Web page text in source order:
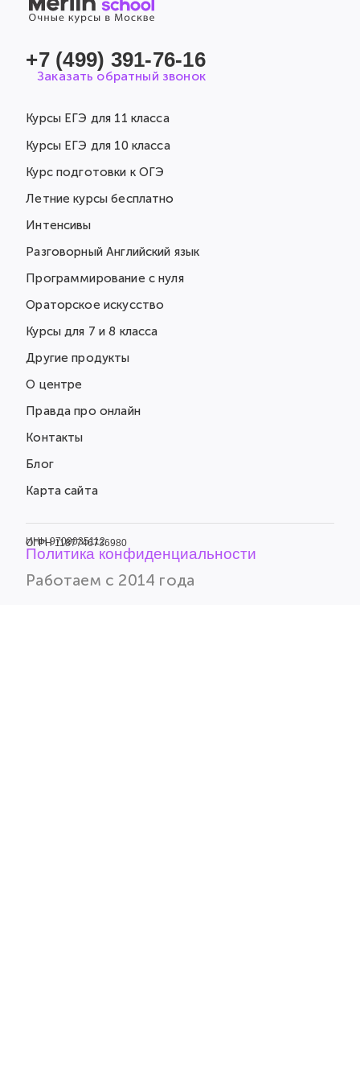
Курсы ЕГЭ для 11 класса
Курсы ЕГЭ для 10 класса
Курс подготовки к ОГЭ
Летние курсы бесплатно
Интенсивы
Разговорный Английский язык
Программирование с нуля
Ораторское искусство
Курсы для 7 и 8 класса
Другие продукты
О центре
Правда про онлайн
Контакты
Блог
Карта сайта
+7 (499) 391-76-16
Заказать обратный звонок
Работаем с 2014 года
ИНН 9709035112
ОГРН 1187746736980
Политика конфиденциальности